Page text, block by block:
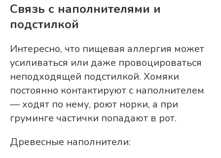
Связь с наполнителями и
подстилкой
Интересно, что пищевая аллергия может
усиливаться или даже провоцироваться
неподходящей подстилкой. Хомяки
постоянно контактируют с наполнителем
— ходят по нему, роют норки, а при
груминге частички попадают в рот.
Древесные наполнители: